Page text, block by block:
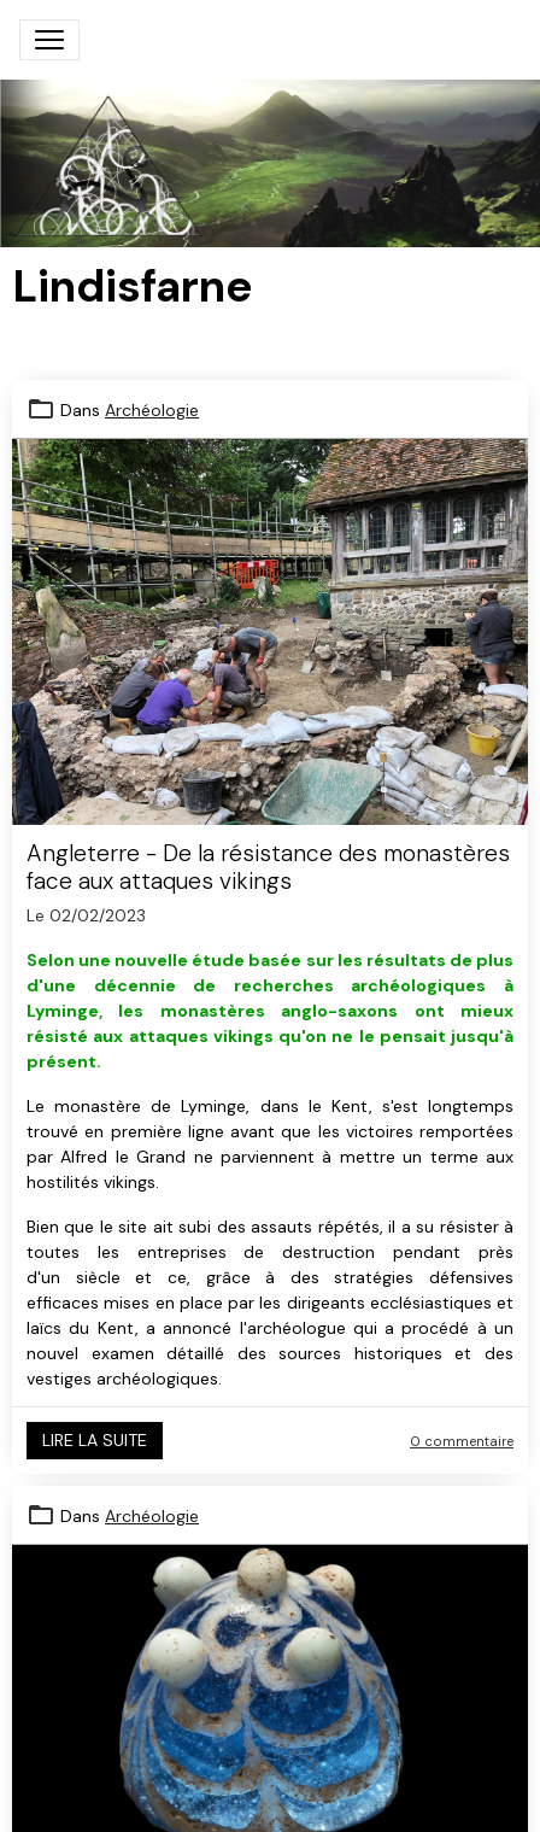
Lindisfarne
Dans Archéologie
Angleterre - De la résistance des monastères
face aux attaques vikings
Le 02/02/2023
Selon une nouvelle étude basée sur les résultats de plus
d'une décennie de recherches archéologiques à
Lyminge, les monastères anglo-saxons ont mieux
résisté aux attaques vikings qu'on ne le pensait jusqu'à
présent.
Le monastère de Lyminge, dans le Kent, s'est longtemps
trouvé en première ligne avant que les victoires remportées
par Alfred le Grand ne parviennent à mettre un terme aux
hostilités vikings.
Bien que le site ait subi des assauts répétés, il a su résister à
toutes les entreprises de destruction pendant près
d'un siècle et ce, grâce à des stratégies défensives
efficaces mises en place par les dirigeants ecclésiastiques et
laïcs du Kent, a annoncé l'archéologue qui a procédé à un
nouvel examen détaillé des sources historiques et des
vestiges archéologiques.
LIRE LA SUITE 0 commentaire
Dans Archéologie